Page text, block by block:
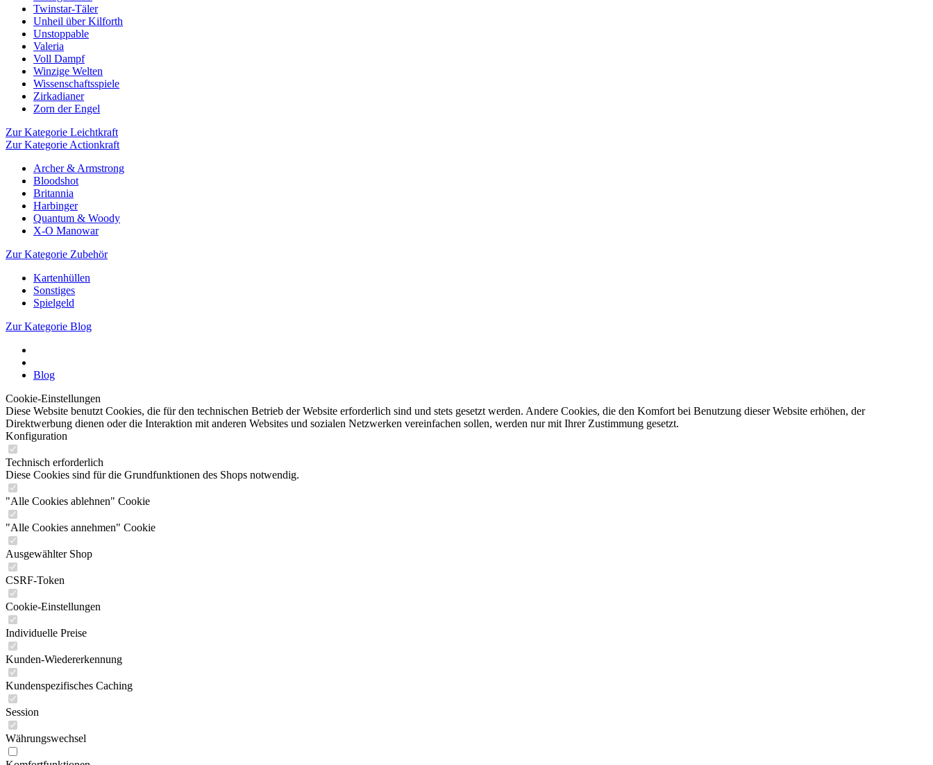
Twinstar-Täler
Unheil über Kilforth
Unstoppable
Valeria
Voll Dampf
Winzige Welten
Wissenschaftsspiele
Zirkadianer
Zorn der Engel
Zur Kategorie Leichtkraft
Zur Kategorie Actionkraft
Archer & Armstrong
Bloodshot
Britannia
Harbinger
Quantum & Woody
X-O Manowar
Zur Kategorie Zubehör
Kartenhüllen
Sonstiges
Spielgeld
Zur Kategorie Blog
Blog
Cookie-Einstellungen
Diese Website benutzt Cookies, die für den technischen Betrieb der Website erforderlich sind und stets gesetzt werden. Andere Cookies, die den Komfort bei Benutzung dieser Website erhöhen, der
Direktwerbung dienen oder die Interaktion mit anderen Websites und sozialen Netzwerken vereinfachen sollen, werden nur mit Ihrer Zustimmung gesetzt.
Konfiguration
Technisch erforderlich
Diese Cookies sind für die Grundfunktionen des Shops notwendig.
"Alle Cookies ablehnen" Cookie
"Alle Cookies annehmen" Cookie
Ausgewählter Shop
CSRF-Token
Cookie-Einstellungen
Individuelle Preise
Kunden-Wiedererkennung
Kundenspezifisches Caching
Session
Währungswechsel